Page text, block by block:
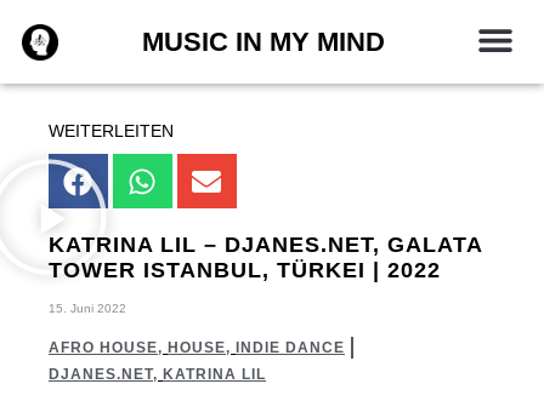
Inhalt
springen
MUSIC IN MY MIND
WEITERLEITEN
KATRINA LIL – DJANES.NET, GALATA
TOWER ISTANBUL, TÜRKEI | 2022
15. Juni 2022
AFRO HOUSE, HOUSE,
INDIE DANCE
DJANES.NET, KATRINA LIL